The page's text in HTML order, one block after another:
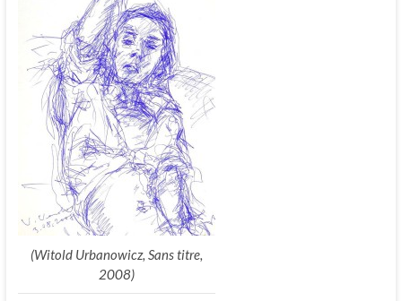
(Witold Urbanowicz, Sans titre,
2008)